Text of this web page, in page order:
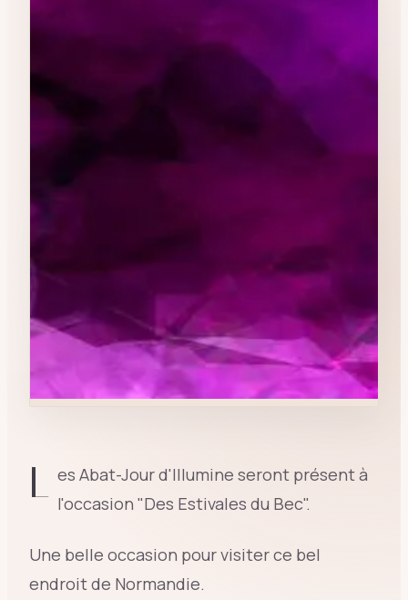
L es Abat-Jour d'Illumine seront présent à
l'occasion "Des Estivales du Bec".
Une belle occasion pour visiter ce bel
endroit de Normandie.